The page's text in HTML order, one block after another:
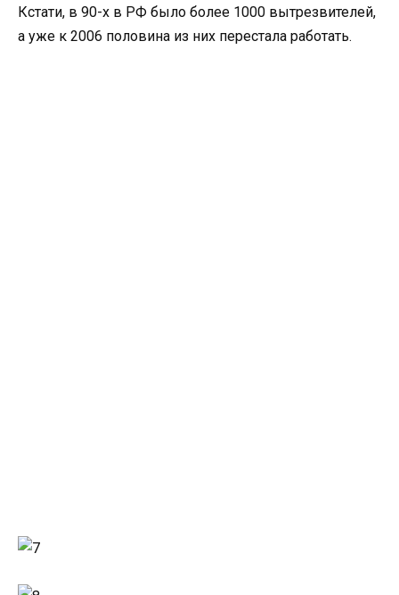
Кстати, в 90-х в РФ было более 1000 вытрезвителей,
а уже к 2006 половина из них перестала работать.